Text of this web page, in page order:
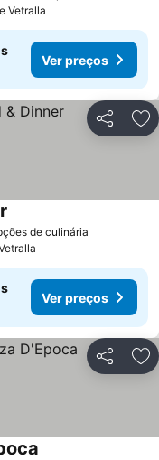
Vetralla
Ver preços
Partilhar
de culinária
Ver preços
Partilhar